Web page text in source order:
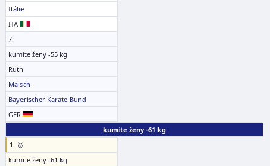
Itálie
ITA
7.
kumite ženy -55 kg
Ruth
Malsch
Bayerischer Karate Bund
GER
kumite ženy -61 kg
1. 🥇
kumite ženy -61 kg